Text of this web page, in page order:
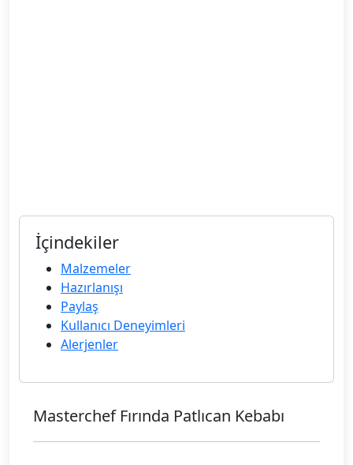
İçindekiler
Malzemeler
Hazırlanışı
Paylaş
Kullanıcı Deneyimleri
Alerjenler
Masterchef Fırında Patlıcan Kebabı